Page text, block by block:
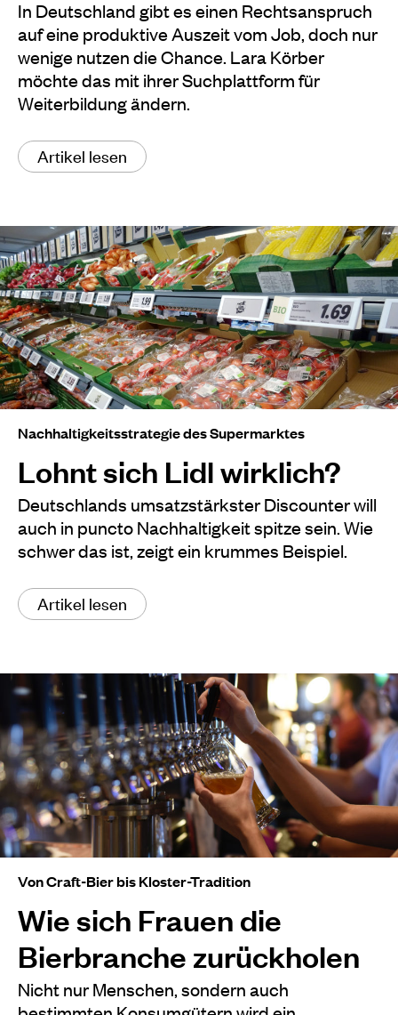
In Deutschland gibt es einen Rechtsanspruch
auf eine produktive Auszeit vom Job, doch nur
wenige nutzen die Chance. Lara Körber
möchte das mit ihrer Suchplattform für
Weiterbildung ändern.
Artikel lesen
Nachhaltigkeitsstrategie des Supermarktes
Lohnt sich Lidl wirklich?
Deutschlands umsatzstärkster Discounter will
auch in puncto Nachhaltigkeit spitze sein. Wie
schwer das ist, zeigt ein krummes Beispiel.
Artikel lesen
Von Craft-Bier bis Kloster-Tradition
Wie sich Frauen die
Bierbranche zurückholen
Nicht nur Menschen, sondern auch